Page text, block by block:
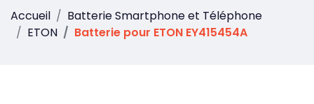
Accueil
Batterie Smartphone et Téléphone
ETON
Batterie pour ETON EY415454A